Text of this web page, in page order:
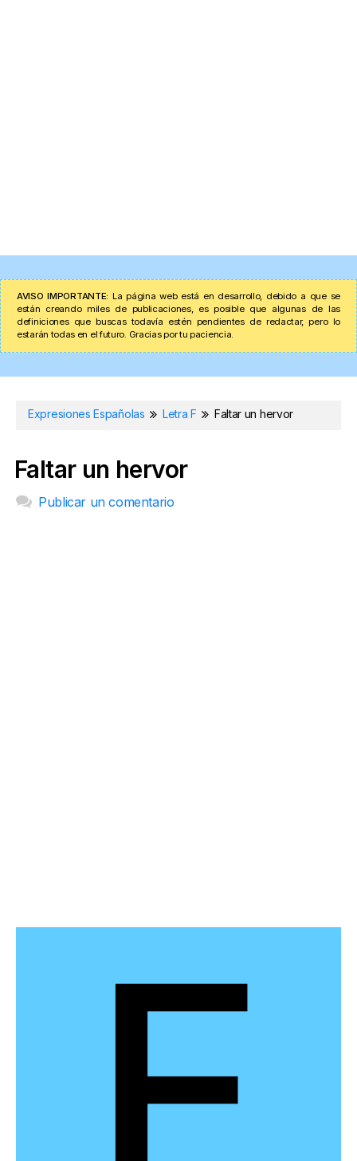
AVISO IMPORTANTE: La página web está en desarrollo, debido a que se
están creando miles de publicaciones, es posible que algunas de las
definiciones que buscas todavía estén pendientes de redactar, pero lo
estarán todas en el futuro. Gracias por tu paciencia.
Expresiones Españolas Letra F Faltar un hervor
Faltar un hervor
Publicar un comentario